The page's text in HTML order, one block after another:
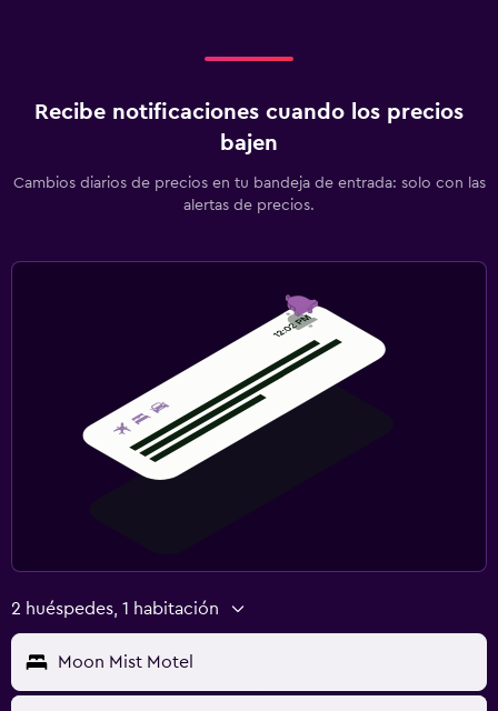
Recibe notificaciones cuando los precios
bajen
Cambios diarios de precios en tu bandeja de entrada: solo con las
alertas de precios.
2 huéspedes, 1 habitación
Moon Mist Motel